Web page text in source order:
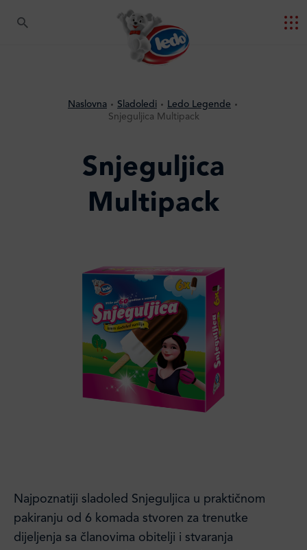
Naslovna Sladoledi
Ledo Legende
Snjeguljica Multipack
Snjeguljica
Multipack
Najpoznatiji sladoled Snjeguljica u praktičnom
pakiranju od 6 komada stvoren za trenutke
dijeljenja sa članovima obitelji i stvaranja